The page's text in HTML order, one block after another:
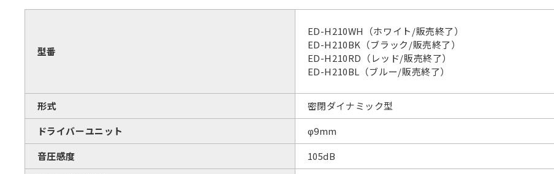
型番
ED-H210WH（ホワイト/販売終了）
ED-H210BK（ブラック/販売終了）
ED-H210RD（レッド/販売終了）
ED-H210BL（ブルー/販売終了）
形式
密閉ダイナミック型
ドライバーユニット
φ9mm
音圧感度
105dB